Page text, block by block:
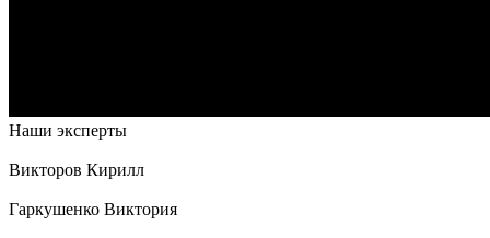
Наши эксперты
Викторов Кирилл
Гаркушенко Виктория